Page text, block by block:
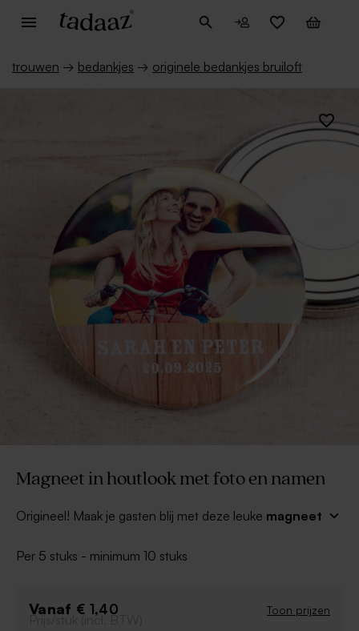
trouwen → bedankjes → originele bedankjes bruiloft
Magneet in houtlook met foto en namen
Origineel! Maak je gasten blij met deze leuke magneet
trouwbedankje om uit te delen aan het einde van jullie
compleet geheel.
Per 5 stuks - minimum 10 stuks
Vanaf € 1,40 Toon prijzen
Prijs/stuk (incl. BTW)